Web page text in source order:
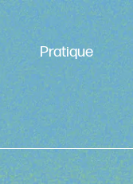
Pratique